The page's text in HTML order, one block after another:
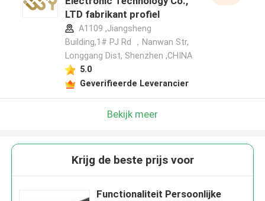
LTD fabrikant profiel
A1109 ,Jiangsheng
Building,1# PJ Rd ，Nanwan Str,
Longgang Dist, Shenzhen ,CHINA
5.0
Geverifieerde Leverancier
Bekijk meer
Krijg de beste prijs voor
Functionaliteit Persoonlijke